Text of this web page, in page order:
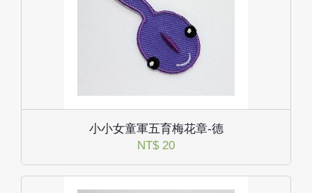
小小女童軍五育梅花章-德
NT$ 20